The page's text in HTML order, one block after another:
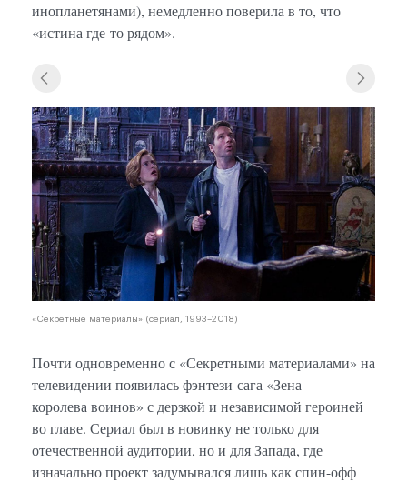
инопланетянами), немедленно поверила в то, что
«истина где-то рядом».
«Секретные материалы» (сериал, 1993–2018)
Почти одновременно с «Секретными материалами» на
телевидении появилась фэнтези-сага «Зена —
королева воинов» с дерзкой и независимой героиней
во главе. Сериал был в новинку не только для
отечественной аудитории, но и для Запада, где
изначально проект задумывался лишь как спин-офф